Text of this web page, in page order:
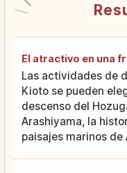
El atractivo en una
Las actividades de
Kioto se pueden
descenso del
Arashiyama, la
paisajes marinos de